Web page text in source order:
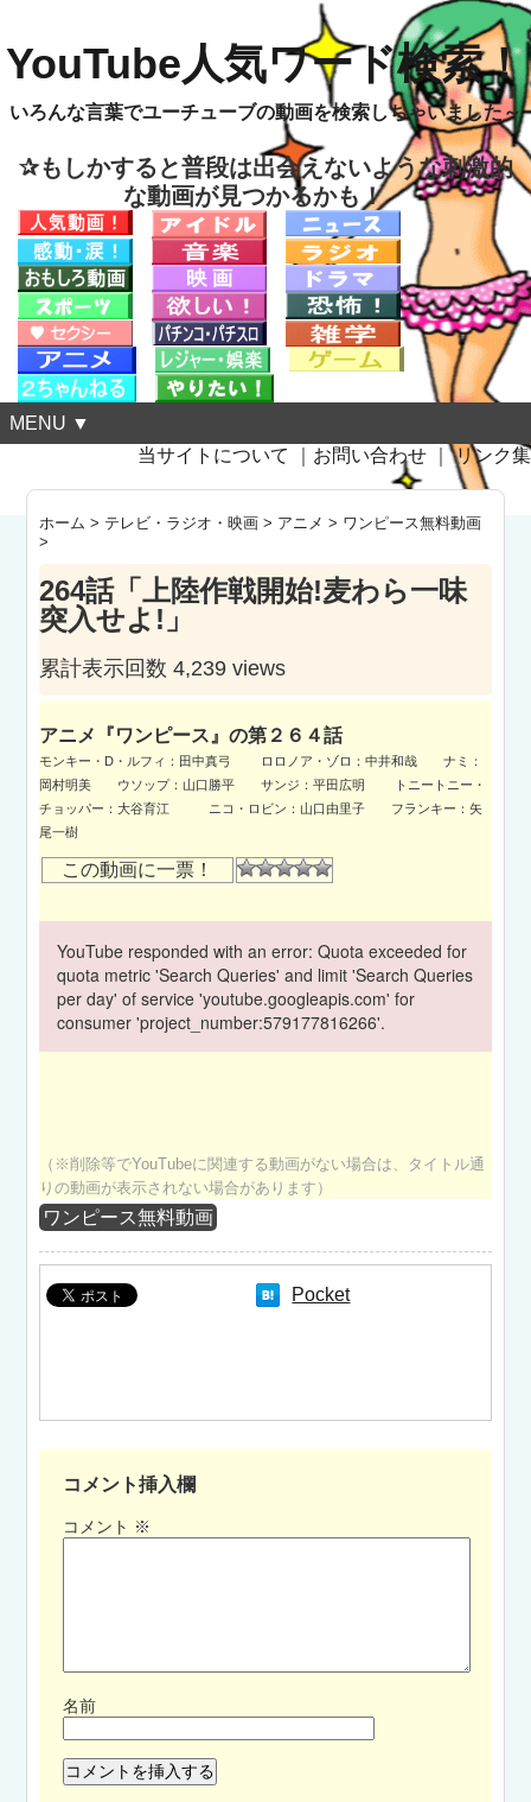
YouTube人気ワード検索！
いろんな言葉でユーチューブの動画を検索しちゃいました～
✰もしかすると普段は出会えないような刺激的
な動画が見つかるかも！
MENU ▼
当サイトについて
お問い合わせ ｜リンク集
ホーム > テレビ・ラジオ・映画 > アニメ > ワンピース無料動画
>
264話「上陸作戦開始!麦わら一味
突入せよ!」
累計表示回数 4,239 views
アニメ『ワンピース』の第２６４話
モンキー・D・ルフィ：田中真弓 ロロノア・ゾロ：中井和哉 ナミ：
岡村明美 ウソップ：山口勝平 サンジ：平田広明 トニートニー・
チョッパー：大谷育江 ニコ・ロビン：山口由里子 フランキー：矢
尾一樹
この動画に一票！
YouTube responded with an error: Quota exceeded for
quota metric 'Search Queries' and limit 'Search Queries
per day' of service 'youtube.googleapis.com' for
consumer 'project_number:579177816266'.
（※削除等でYouTubeに関連する動画がない場合は、タイトル通
りの動画が表示されない場合があります）
ワンピース無料動画
Pocket
コメント挿入欄
コメント ※
名前